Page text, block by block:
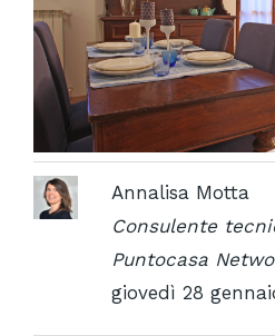
Annalisa Motta
Consulente
Puntocasa
giovedì 28